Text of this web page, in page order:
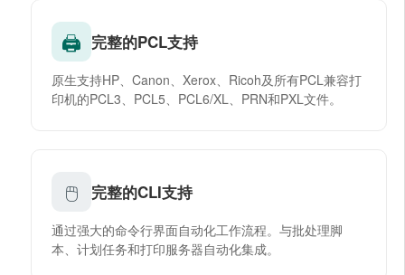
🖨 完整的PCL支持
原生支持HP、Canon、Xerox、Ricoh及所有PCL兼容打
印机的PCL3、PCL5、PCL6/XL、PRN和PXL文件。
🖱 完整的CLI支持
通过强大的命令行界面自动化工作流程。与批处理脚
本、计划任务和打印服务器自动化集成。